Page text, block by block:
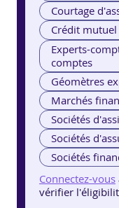
Courtage
Crédit mutuel
Experts-
comptes
Géomètres
Marchés
Sociétés
Sociétés
Sociétés
Connectez-vous
vérifier